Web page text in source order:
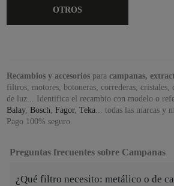
OTROS
Recambios y accesoriospara campanas,
filtros, motores, botoneras, correderas, cristales,
de luz... Identifica el recambio con modelo o
Balay, Bosch Fagor, Teka... todas las marcas y
Pago 100% seguro.
Preguntas frecuentes sobre Campanas
¿Qué filtro necesito: metálico o de